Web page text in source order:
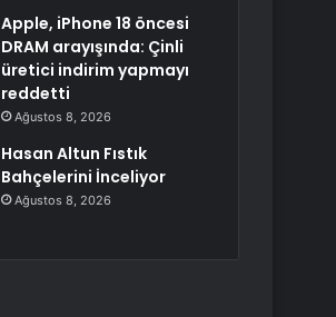
Apple, iPhone 18 öncesi
DRAM arayışında: Çinli
üretici indirim yapmayı
reddetti
Ağustos 8, 2026
Hasan Altun Fıstık
Bahçelerini İnceliyor
Ağustos 8, 2026